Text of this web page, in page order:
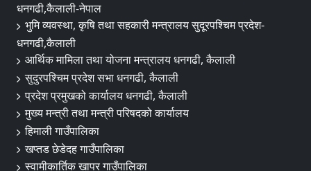
धनगढी,कैलाली-नेपाल
भुमि व्यवस्था, कृषि तथा सहकारी मन्त्रालय सुदूरपश्चिम प्रदेश-
धनगढी,कैलाली
आर्थिक मामिला तथा योजना मन्त्रालय धनगढी, कैलाली
सुदुरपश्चिम प्रदेश सभा धनगढी, कैलाली
प्रदेश प्रमुखको कार्यालय धनगढी, कैलाली
मुख्य मन्त्री तथा मन्त्री परिषदको कार्यालय
हिमाली गाउँपालिका
खप्तड छेडेदह गाउँपालिका
स्वामीकार्तिक खापर गाउँपालिका